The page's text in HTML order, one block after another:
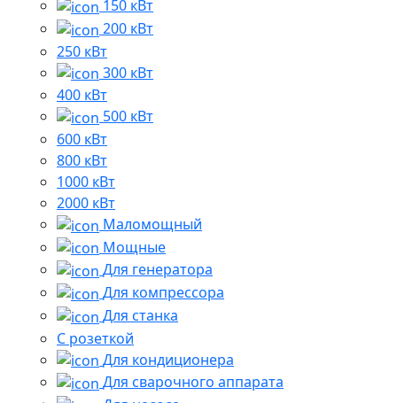
150 кВт
200 кВт
250 кВт
300 кВт
400 кВт
500 кВт
600 кВт
800 кВт
1000 кВт
2000 кВт
Маломощный
Мощные
Для генератора
Для компрессора
Для станка
C розеткой
Для кондиционера
Для сварочного аппарата